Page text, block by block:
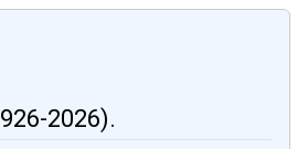
2026).